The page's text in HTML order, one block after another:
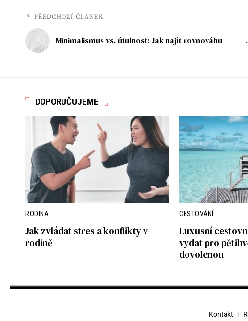
PŘEDCHOZÍ ČLÁNEK
Minimalismus vs. útulnost: Jak najít rovnováhu
DOPORUČUJEME
RODINA
Jak zvládat stres a konflikty v
rodině
CESTOVÁNÍ
Luxusní
vydat pro
dovolenou
Kontakt